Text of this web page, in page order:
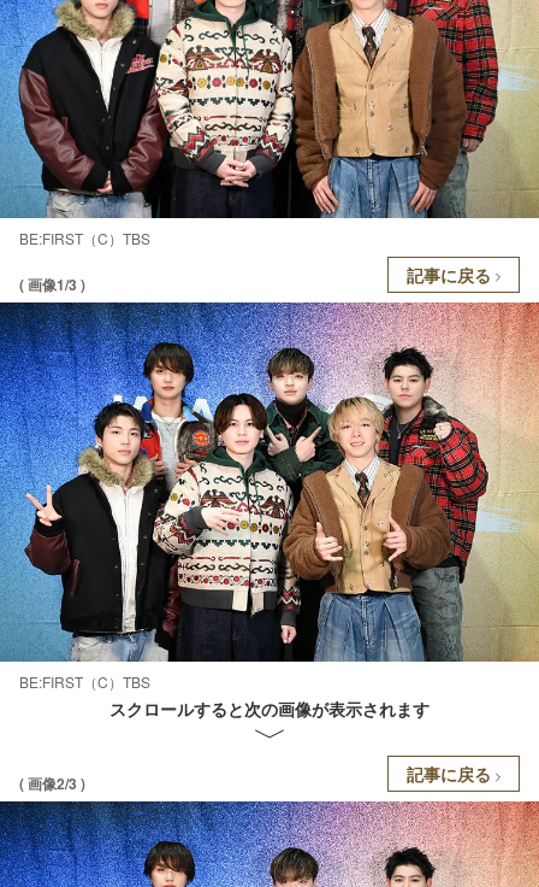
BE:FIRST（C）TBS
( 画像1/3 ) 記事に戻る
BE:FIRST（C）TBS
スクロールすると次の画像が表示されます
( 画像2/3 ) 記事に戻る